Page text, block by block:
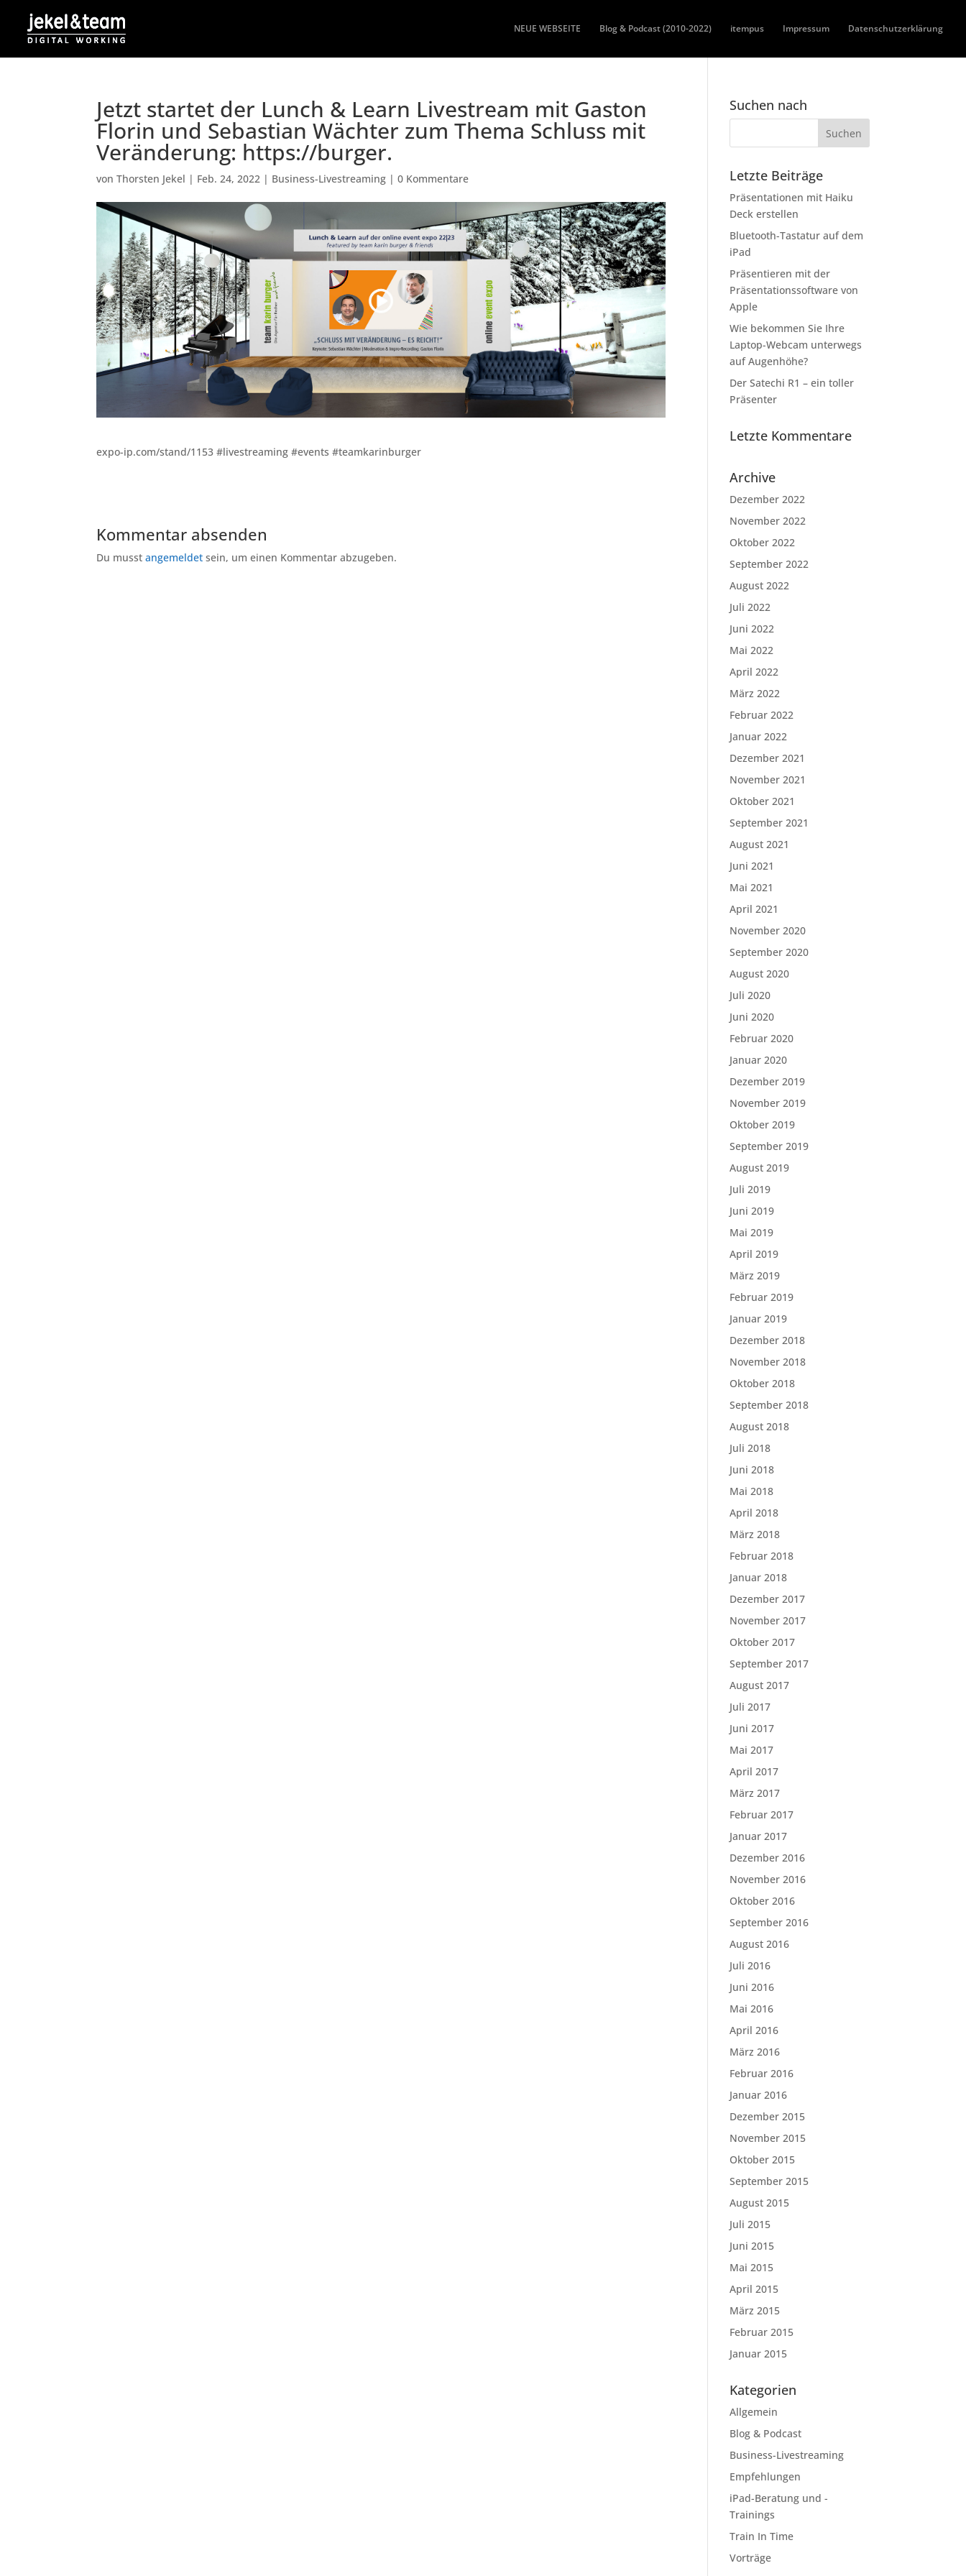
NEUE WEBSEITE Blog & Podcast (2010-2022) itempus Impressum Datenschutzerklärung
Jetzt startet der Lunch & Learn Livestream mit Gaston
Florin und Sebastian Wächter zum Thema Schluss mit
Veränderung: https://burger.
vonThorsten Jekel | Feb. 24, 2022 | Business-Livestreaming |0 Kommentare
expo-ip.com/stand/1153 #livestreaming #events #teamkarinburger
Kommentar absenden
Du musstangemeldet sein, um einen Kommentar abzugeben.
Suchen nach
Letzte Beiträge
Präsentationen mit Haiku
Deck erstellen
Bluetooth-Tastatur auf dem
iPad
Präsentieren mit der
Präsentationssoftware von
Apple
Wie bekommen Sie Ihre
Laptop-Webcam unterwegs
auf Augenhöhe?
Der Satechi R1 – ein toller
Präsenter
Letzte Kommentare
Archive
Dezember 2022
November 2022
Oktober 2022
September 2022
August 2022
Juli 2022
Juni 2022
Mai 2022
April 2022
März 2022
Februar 2022
Januar 2022
Dezember 2021
November 2021
Oktober 2021
September 2021
August 2021
Juni 2021
Mai 2021
April 2021
November 2020
September 2020
August 2020
Juli 2020
Juni 2020
Februar 2020
Januar 2020
Dezember 2019
November 2019
Oktober 2019
September 2019
August 2019
Juli 2019
Juni 2019
Mai 2019
April 2019
März 2019
Februar 2019
Januar 2019
Dezember 2018
November 2018
Oktober 2018
September 2018
August 2018
Juli 2018
Juni 2018
Mai 2018
April 2018
März 2018
Februar 2018
Januar 2018
Dezember 2017
November 2017
Oktober 2017
September 2017
August 2017
Juli 2017
Juni 2017
Mai 2017
April 2017
März 2017
Februar 2017
Januar 2017
Dezember 2016
November 2016
Oktober 2016
September 2016
August 2016
Juli 2016
Juni 2016
Mai 2016
April 2016
März 2016
Februar 2016
Januar 2016
Dezember 2015
November 2015
Oktober 2015
September 2015
August 2015
Juli 2015
Juni 2015
Mai 2015
April 2015
März 2015
Februar 2015
Januar 2015
Kategorien
Allgemein
Blog & Podcast
Business-Livestreaming
Empfehlungen
iPad-Beratung und -
Trainings
Train In Time
Vorträge